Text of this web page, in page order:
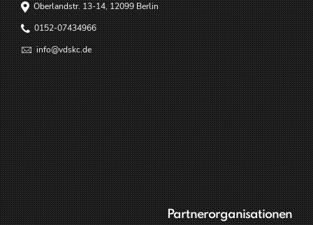
Oberlandstr. 13-14, 12099 Berlin
0152-07434966
info@vdskc.de
Partnerorganisationen